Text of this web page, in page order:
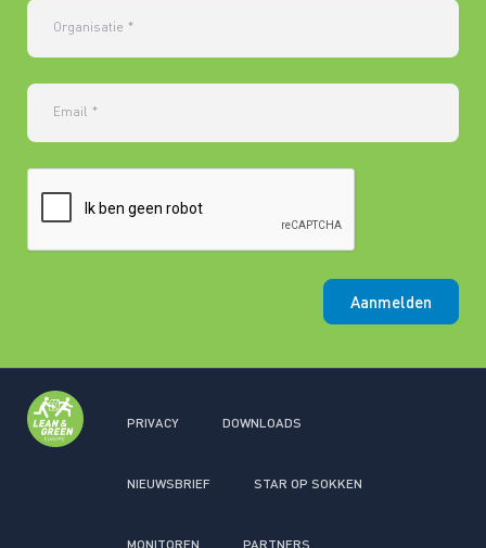
Organisatie *
Email *
Aanmelden
PRIVACY DOWNLOADS
NIEUWSBRIEF STAR OP SOKKEN
MONITOREN PARTNERS